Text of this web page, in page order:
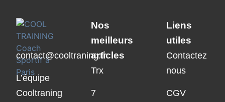
contact@cooltraning.fr
L’équipe
Cooltraning
Nos
meilleurs
articles
Trx
7
Liens
utiles
Contactez
nous
CGV